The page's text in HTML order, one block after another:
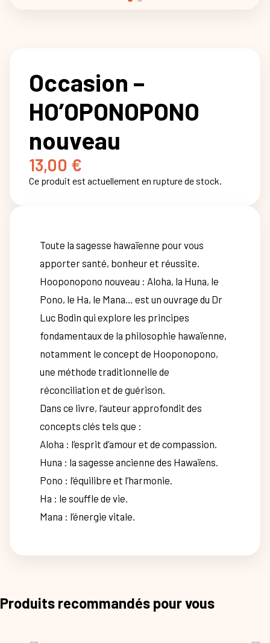
Occasion –
HO’OPONOPONO
nouveau
13,00 €
Ce produit est actuellement en rupture de stock.
Toute la sagesse hawaïenne pour vous
apporter santé, bonheur et réussite.
Hooponopono nouveau : Aloha, la Huna, le
Pono, le Ha, le Mana… est un ouvrage du Dr
Luc Bodin qui explore les principes
fondamentaux de la philosophie hawaïenne,
notamment le concept de Hooponopono,
une méthode traditionnelle de
réconciliation et de guérison.
Dans ce livre, l’auteur approfondit des
concepts clés tels que :
Aloha : l’esprit d’amour et de compassion.
Huna : la sagesse ancienne des Hawaïens.
Pono : l’équilibre et l’harmonie.
Ha : le souffle de vie.
Mana : l’énergie vitale.
Produits recommandés pour vous